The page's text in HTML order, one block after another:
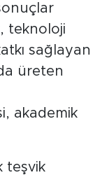
teknoloji
sağlayan
üreten
akademik
teşvik